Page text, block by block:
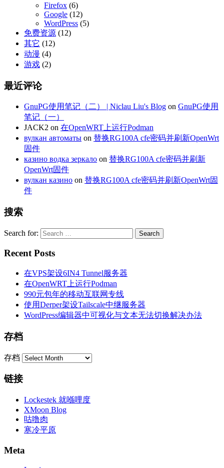
Firefox (6)
Google (12)
WordPress (5)
免费资源 (12)
其它 (12)
动漫 (4)
游戏 (2)
最近评论
GnuPG使用笔记（二） | Niclau Liu's Blog on GnuPG使用
笔记（一）
JACK2 on 在OpenWRT上运行Podman
вулкан автоматы on 替换RG100A cfe密码并刷新OpenWrt
固件
казино водка зеркало on 替换RG100A cfe密码并刷新
OpenWrt固件
вулкан казино on 替换RG100A cfe密码并刷新OpenWrt固
件
搜索
Search for:
Recent Posts
在VPS架设6IN4 Tunnel服务器
在OpenWRT上运行Podman
990元包年的移动互联网专线
使用Derper架设Tailscale中继服务器
WordPress编辑器中可视化与文本无法切换解决办法
存档
存档
链接
Lockestek 就喺哩度
XMoon Blog
咕噜肉
寒冷平原
Meta